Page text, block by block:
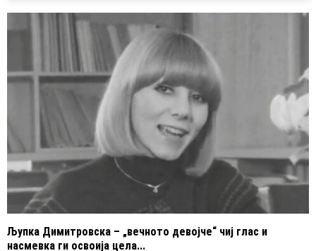
Љупка Димитровска – „вечното девојче“ чиј глас и
насмевка ги освоија цела...